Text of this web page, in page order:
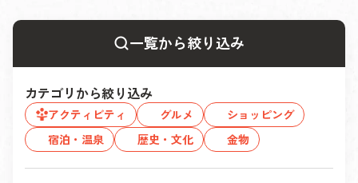
一覧から絞り込み
カテゴリから絞り込み
アクティビティ グルメ
ショッピング
宿泊・温泉
歴史・文化 金物